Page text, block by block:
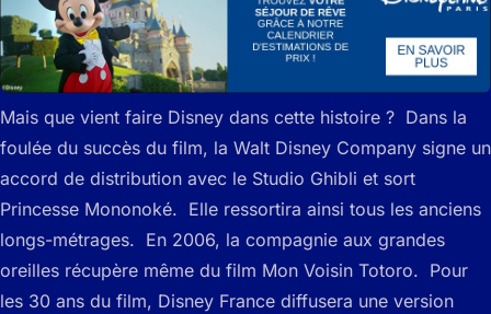
Mais que vient faire Disney dans cette histoire ? Dans la
foulée du succès du film, la Walt Disney Company signe un
accord de distribution avec le Studio Ghibli et sort
Princesse Mononoké. Elle ressortira ainsi tous les anciens
longs-métrages. En 2006, la compagnie aux grandes
oreilles récupère même du film Mon Voisin Totoro. Pour
les 30 ans du film, Disney France diffusera une version